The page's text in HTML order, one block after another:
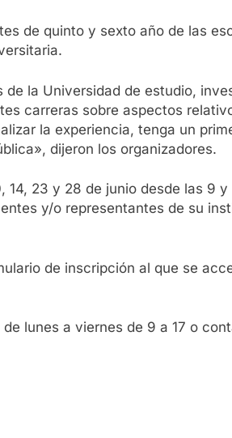
de quinto y sexto año de las
la Universidad de estudio,
carreras sobre aspectos
la experiencia, tenga un
dijeron los organizadores.
23 y 28 de junio desde las 9
y/o representantes de su
de inscripción al que se
lunes a viernes de 9 a 17 o